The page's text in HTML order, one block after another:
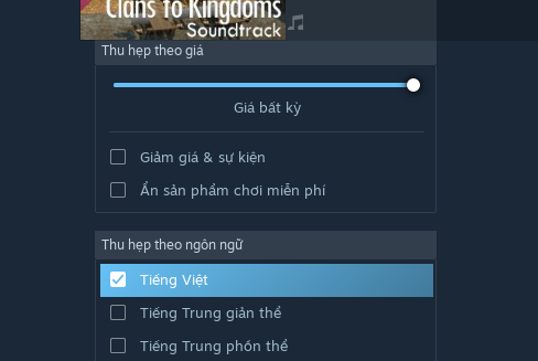
Thu hẹp theo giá
Giá bất kỳ
Giảm giá & sự kiện
Ẩn sản phẩm chơi miễn phí
Thu hẹp theo ngôn ngữ
Tiếng Việt
Tiếng Trung giản thể
Tiếng Trung phồn thể